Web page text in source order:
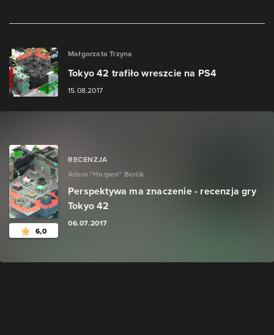
Małgorzata Trzyna
Tokyo 42 trafiło wreszcie na PS4
15.08.2017
6,0
RECENZJA
Adam "Harpen" Berlik
Perspektywa ma znaczenie - recenzja gry
Tokyo 42
06.07.2017